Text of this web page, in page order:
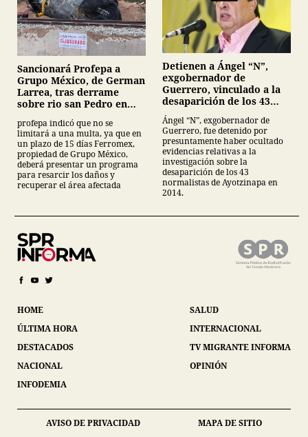
Sancionará Profepa a
Grupo México, de German
Larrea, tras derrame
sobre rio san Pedro en
profepa indicó que no se
limitará a una multa, ya que en
un plazo de 15 días Ferromex,
propiedad de Grupo México,
deberá presentar un programa
para resarcir los daños y
recuperar el área afectada
Detienen a Ángel “N”,
exgobernador de
Guerrero, vinculado a la
desaparición de los 43
normalistas de
Ayotzinapa
Ángel “N”, exgobernador de
Guerrero, fue detenido por
presuntamente haber ocultado
evidencias relativas a la
investigación sobre la
desaparición de los 43
normalistas de Ayotzinapa en
2014.
HOME
ÚLTIMA HORA
DESTACADOS
NACIONAL
INFODEMIA
SALUD
INTERNACIONAL
TV MIGRANTE INFORMA
OPINIÓN
AVISO DE PRIVACIDAD MAPA DE SITIO